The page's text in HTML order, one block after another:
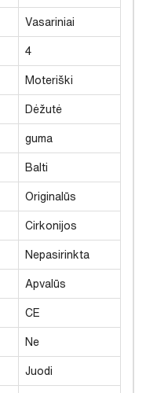
Vasariniai
4
Moteriški
Dėžutė
guma
Balti
Originalūs
Cirkonijos
Nepasirinkta
Apvalūs
CE
Ne
Juodi